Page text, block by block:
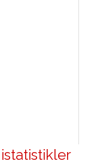
istatistikler